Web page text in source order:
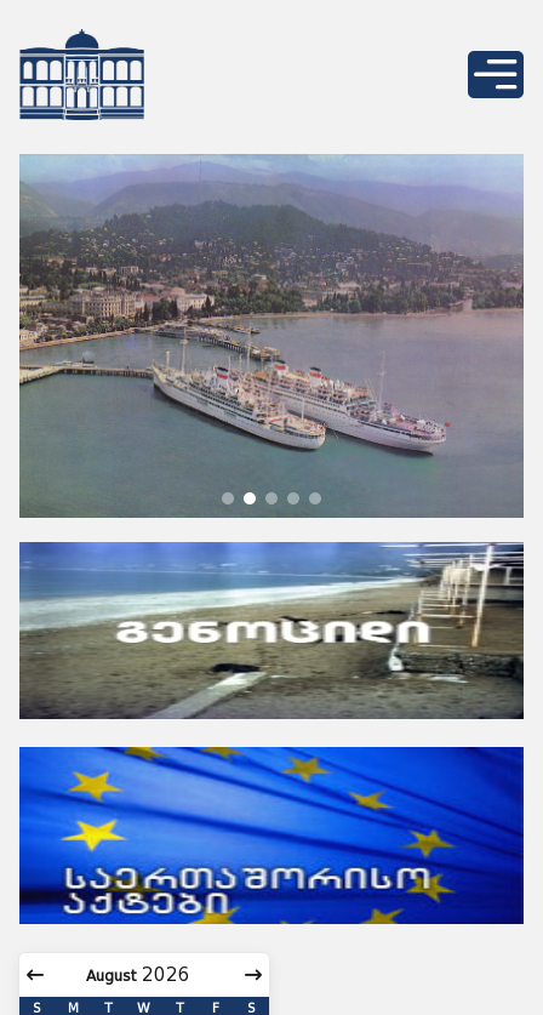
August
S M T W T F S